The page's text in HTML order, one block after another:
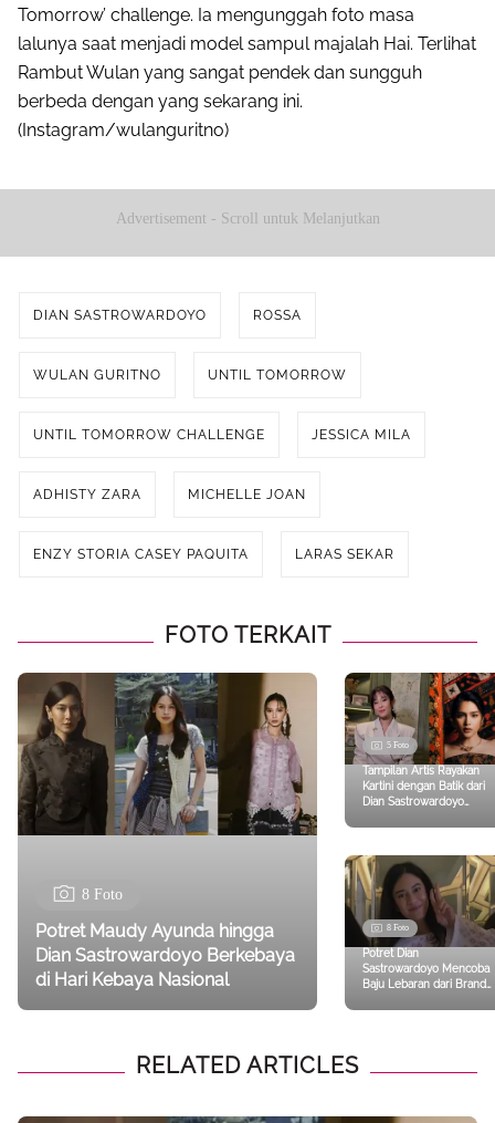
Tomorrow’ challenge. Ia mengunggah foto masa
lalunya saat menjadi model sampul majalah Hai. Terlihat
Rambut Wulan yang sangat pendek dan sungguh
berbeda dengan yang sekarang ini.
(Instagram/wulanguritno)
Advertisement - Scroll untuk Melanjutkan
DIAN SASTROWARDOYO ROSSA
WULAN GURITNO UNTIL TOMORROW
UNTIL TOMORROW CHALLENGE JESSICA MILA
ADHISTY ZARA MICHELLE JOAN
ENZY STORIA CASEY PAQUITA LARAS SEKAR
FOTO TERKAIT
8 Foto
Potret Maudy Ayunda hingga
Dian Sastrowardoyo Berkebaya
di Hari Kebaya Nasional
5 Foto
Tampilan Artis Rayakan
Kartini dengan Batik dari
Dian Sastrowardoyo
8 Foto
Potret Dian
Sastrowardoyo Mencoba
Baju Lebaran dari Brand
RELATED ARTICLES